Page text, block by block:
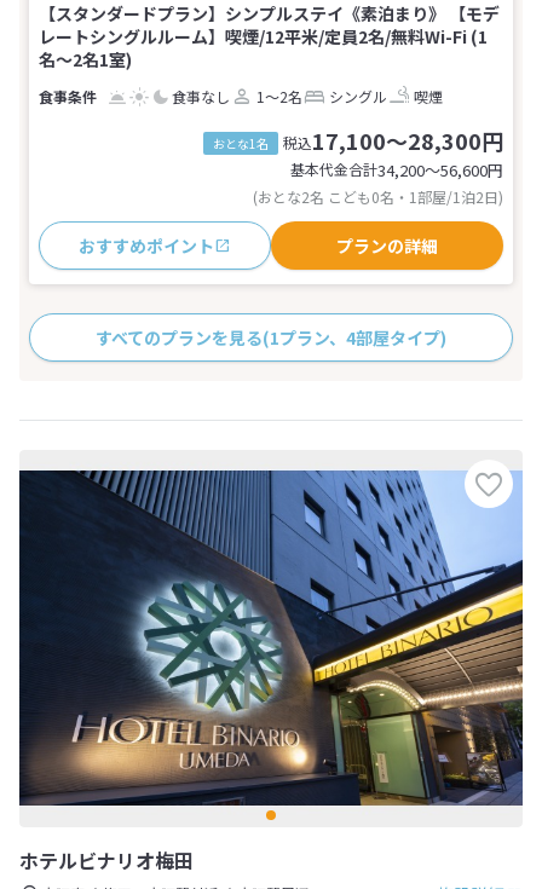
【スタンダードプラン】シンプルステイ《素泊まり》 【モデ
レートシングルルーム】喫煙/12平米/定員2名/無料Wi-Fi (1
名～2名1室)
食事なし 1～2名 シングル 喫煙
おとな1名 税込17,100～28,300円
基本代金合計34,200〜56,600円
(おとな2名 こども0名・1部屋/1泊2日)
おすすめポイント プランの詳細
すべてのプランを見る(1プラン、4部屋タイプ)
ホテルビナリオ梅田